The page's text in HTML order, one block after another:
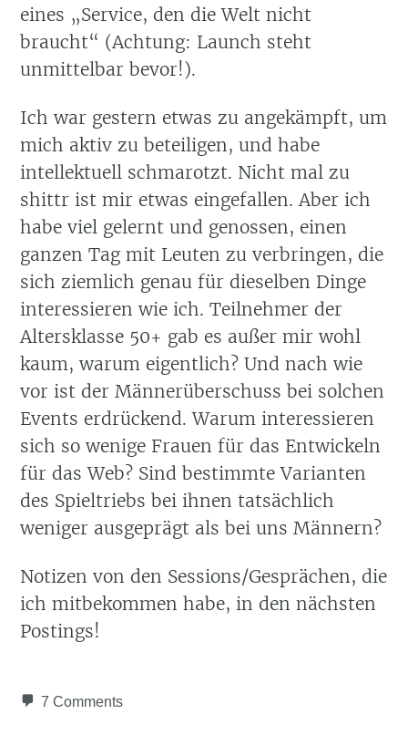
eines „Service, den die Welt nicht
braucht“ (Achtung: Launch steht
unmittelbar bevor!).
Ich war gestern etwas zu angekämpft, um
mich aktiv zu beteiligen, und habe
intellektuell schmarotzt. Nicht mal zu
shittr ist mir etwas eingefallen. Aber ich
habe viel gelernt und genossen, einen
ganzen Tag mit Leuten zu verbringen, die
sich ziemlich genau für dieselben Dinge
interessieren wie ich. Teilnehmer der
Altersklasse 50+ gab es außer mir wohl
kaum, warum eigentlich? Und nach wie
vor ist der Männerüberschuss bei solchen
Events erdrückend. Warum interessieren
sich so wenige Frauen für das Entwickeln
für das Web? Sind bestimmte Varianten
des Spieltriebs bei ihnen tatsächlich
weniger ausgeprägt als bei uns Männern?
Notizen von den Sessions/Gesprächen, die
ich mitbekommen habe, in den nächsten
Postings!
7 Comments